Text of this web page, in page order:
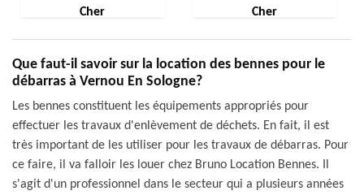
Cher
Cher
Que faut-il savoir sur la location des bennes pour le
débarras à Vernou En Sologne?
Les bennes constituent les équipements appropriés pour
effectuer les travaux d'enlèvement de déchets. En fait, il est
très important de les utiliser pour les travaux de débarras. Pour
ce faire, il va falloir les louer chez Bruno Location Bennes. Il
s'agit d'un professionnel dans le secteur qui a plusieurs années